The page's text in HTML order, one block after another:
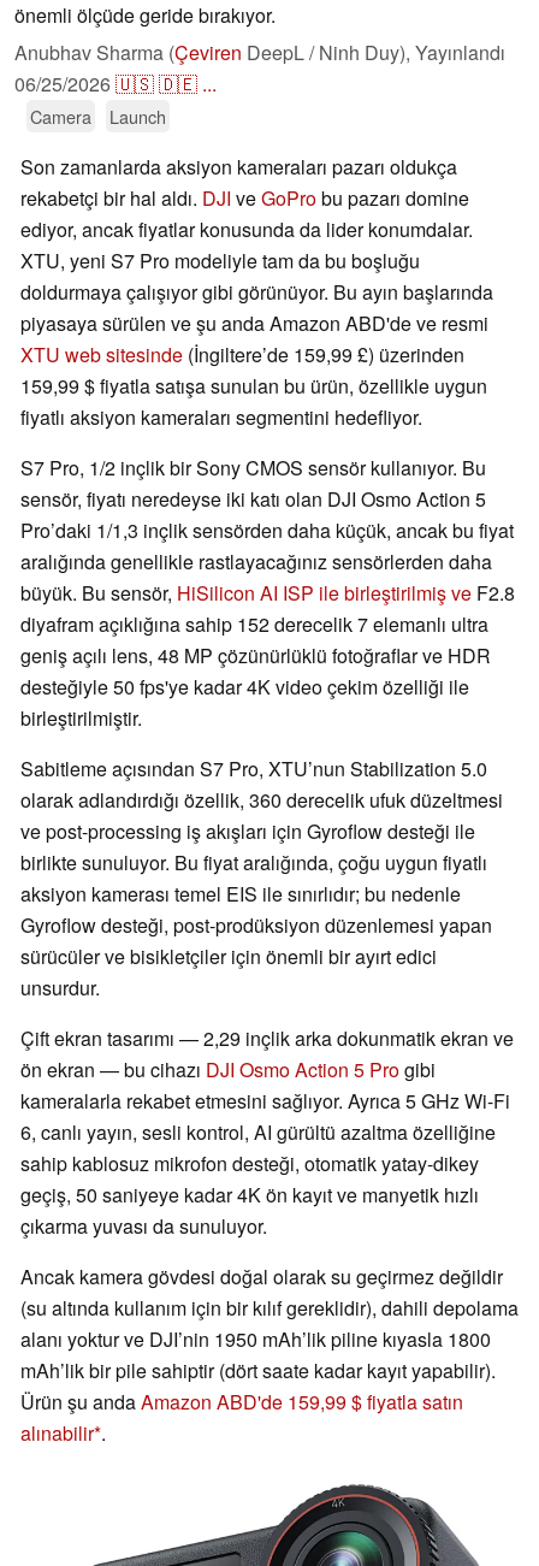
önemli ölçüde geride bırakıyor.
Anubhav Sharma (Çeviren DeepL / Ninh Duy), Yayınlandı
06/25/2026🇺🇸🇩🇪 ...
Camera Launch
Son zamanlarda aksiyon kameraları pazarı oldukça
rekabetçi bir hal aldı. DJI veGoProbu pazarı domine
ediyor, ancak fiyatlar konusunda da lider konumdalar.
XTU, yeni S7 Pro modeliyle tam da bu boşluğu
doldurmaya çalışıyor gibi görünüyor. Bu ayın başlarında
piyasaya sürülen ve şu anda Amazon ABD'de ve resmi
XTU web sitesinde (İngiltere’de 159,99 £) üzerinden
159,99 $ fiyatla satışa sunulan bu ürün, özellikle uygun
fiyatlı aksiyon kameraları segmentini hedefliyor.
S7 Pro, 1/2 inçlik bir Sony CMOS sensör kullanıyor. Bu
sensör, fiyatı neredeyse iki katı olan DJI Osmo Action 5
Pro’daki 1/1,3 inçlik sensörden daha küçük, ancak bu fiyat
aralığında genellikle rastlayacağınız sensörlerden daha
büyük. Bu sensör, HiSilicon AI ISP ile birleştirilmiş ve F2.8
diyafram açıklığına sahip 152 derecelik 7 elemanlı ultra
geniş açılı lens, 48 MP çözünürlüklü fotoğraflar ve HDR
desteğiyle 50 fps'ye kadar 4K video çekim özelliği ile
birleştirilmiştir.
Sabitleme açısından S7 Pro, XTU’nun Stabilization 5.0
olarak adlandırdığı özellik, 360 derecelik ufuk düzeltmesi
ve post-processing iş akışları için Gyroflow desteği ile
birlikte sunuluyor. Bu fiyat aralığında, çoğu uygun fiyatlı
aksiyon kamerası temel EIS ile sınırlıdır; bu nedenle
Gyroflow desteği, post-prodüksiyon düzenlemesi yapan
sürücüler ve bisikletçiler için önemli bir ayırt edici
unsurdur.
Çift ekran tasarımı — 2,29 inçlik arka dokunmatik ekran ve
ön ekran — bu cihazı DJI Osmo Action 5 Progibi
kameralarla rekabet etmesini sağlıyor. Ayrıca 5 GHz Wi-Fi
6, canlı yayın, sesli kontrol, AI gürültü azaltma özelliğine
sahip kablosuz mikrofon desteği, otomatik yatay-dikey
geçiş, 50 saniyeye kadar 4K ön kayıt ve manyetik hızlı
çıkarma yuvası da sunuluyor.
Ancak kamera gövdesi doğal olarak su geçirmez değildir
(su altında kullanım için bir kılıf gereklidir), dahili depolama
alanı yoktur ve DJI’nin 1950 mAh’lik piline kıyasla 1800
mAh’lik bir pile sahiptir (dört saate kadar kayıt yapabilir).
Ürün şu andaAmazon ABD'de 159,99 $ fiyatla satın
alınabilir .